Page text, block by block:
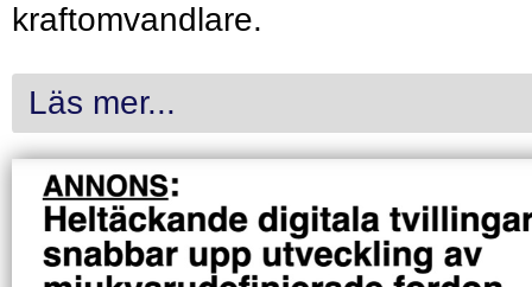
kraftomvandlare.
Läs mer...